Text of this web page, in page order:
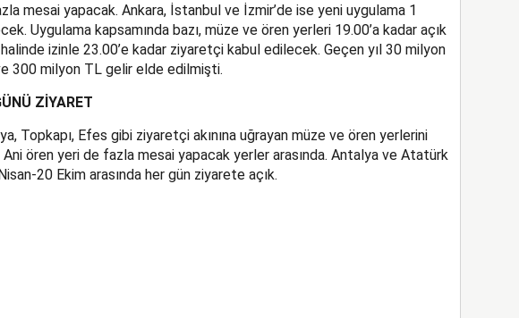
mesai yapacak. Ankara, İstanbul ve İzmir’de ise yeni uygulama 1
Uygulama kapsamında bazı, müze ve ören yerleri 19.00’a kadar açık
izinle 23.00’e kadar ziyaretçi kabul edilecek. Geçen yıl 30 milyon
300 milyon TL gelir elde edilmişti.
ZİYARET
Topkapı, Efes gibi ziyaretçi akınına uğrayan müze ve ören yerlerini
Ani ören yeri de fazla mesai yapacak yerler arasında. Antalya ve Atatürk
20 Ekim arasında her gün ziyarete açık.